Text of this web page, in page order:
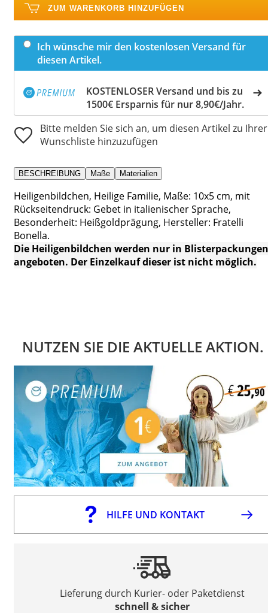
ZUM WARENKORB HINZUFÜGEN
Ich wünsche mir den kostenlosen Versand für
diesen Artikel.
KOSTENLOSER Versand und bis zu
1500€ Ersparnis für nur 8,90€/Jahr.
Bitte melden Sie sich an, um diesen Artikel zu Ihrer
Wunschliste hinzuzufügen
BESCHREIBUNG Maße Materialien
Heiligenbildchen, Heilige Familie, Maße: 10x5 cm, mit
Rückseitendruck: Gebet in italienischer Sprache,
Besonderheit: Heißgoldprägung, Hersteller: Fratelli
Bonella.
Die Heiligenbildchen werden nur in Blisterpackungen
angeboten. Der Einzelkauf dieser ist nicht möglich.
NUTZEN SIE DIE AKTUELLE AKTION.
HILFE UND KONTAKT
Lieferung durch Kurier- oder Paketdienst
schnell & sicher